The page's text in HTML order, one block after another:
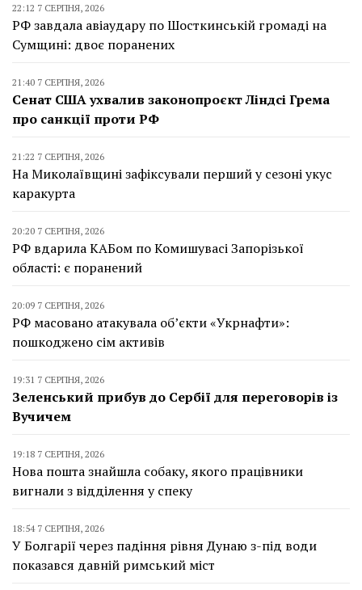
22:12 7 СЕРПНЯ, 2026
РФ завдала авіаудару по Шосткинській громаді на
Сумщині: двоє поранених
21:40 7 СЕРПНЯ, 2026
Сенат США ухвалив законопроєкт Ліндсі Грема
про санкції проти РФ
21:22 7 СЕРПНЯ, 2026
На Миколаївщині зафіксували перший у сезоні укус
каракурта
20:20 7 СЕРПНЯ, 2026
РФ вдарила КАБом по Комишувасі Запорізької
області: є поранений
20:09 7 СЕРПНЯ, 2026
РФ масовано атакувала об’єкти «Укрнафти»:
пошкоджено сім активів
19:31 7 СЕРПНЯ, 2026
Зеленський прибув до Сербії для переговорів із
Вучичем
19:18 7 СЕРПНЯ, 2026
Нова пошта знайшла собаку, якого працівники
вигнали з відділення у спеку
18:54 7 СЕРПНЯ, 2026
У Болгарії через падіння рівня Дунаю з-під води
показався давній римський міст